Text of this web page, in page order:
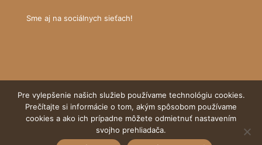
Sme aj na sociálnych sieťach!
© Tatranský národný park
Pre vylepšenie našich služieb používame technológiu cookies.
Prečítajte si informácie o tom, akým spôsobom používame
cookies a ako ich prípadne môžete odmietnuť nastavením
svojho prehliadača.